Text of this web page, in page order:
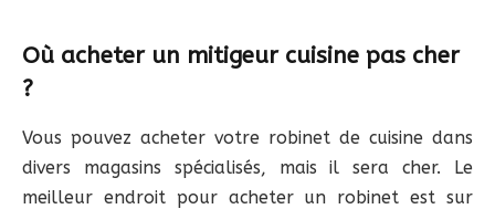
Où acheter un mitigeur cuisine pas cher
?
Vous pouvez acheter votre robinet de cuisine dans
divers magasins spécialisés, mais il sera cher. Le
meilleur endroit pour acheter un robinet est sur